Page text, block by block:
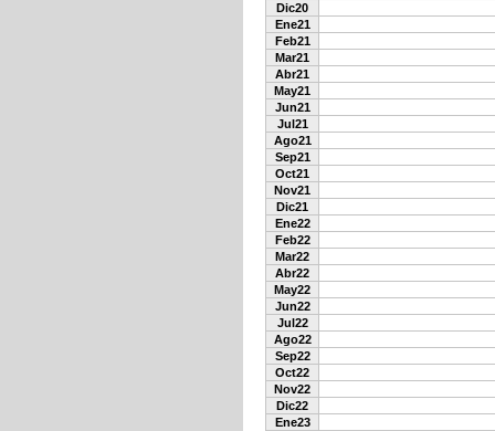
Dic20
Ene21
Feb21
Mar21
Abr21
May21
Jun21
Jul21
Ago21
Sep21
Oct21
Nov21
Dic21
Ene22
Feb22
Mar22
Abr22
May22
Jun22
Jul22
Ago22
Sep22
Oct22
Nov22
Dic22
Ene23